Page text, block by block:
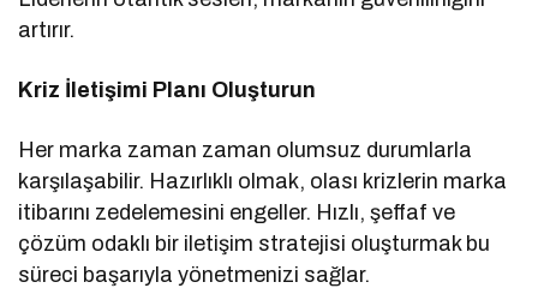
artırır.
Kriz İletişimi Planı Oluşturun
Her marka zaman zaman olumsuz durumlarla
karşılaşabilir. Hazırlıklı olmak, olası krizlerin marka
itibarını zedelemesini engeller. Hızlı, şeffaf ve
çözüm odaklı bir iletişim stratejisi oluşturmak bu
süreci başarıyla yönetmenizi sağlar.